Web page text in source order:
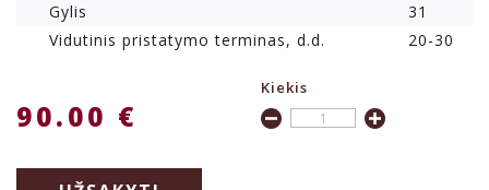
Gylis
31
Vidutinis pristatymo terminas, d.d.
20-30
90.00 €
Kiekis